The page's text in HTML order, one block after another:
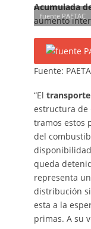
Acumulada
aumento
fuente PAETAC
Fuente:
“El transporte
estructura de
tramos estos
del
queda
representa
distribución
esta a la
primas. A su